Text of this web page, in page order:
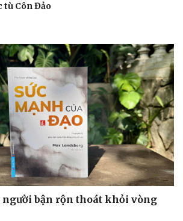
tù Côn Đảo
người bận rộn thoát khỏi vòng